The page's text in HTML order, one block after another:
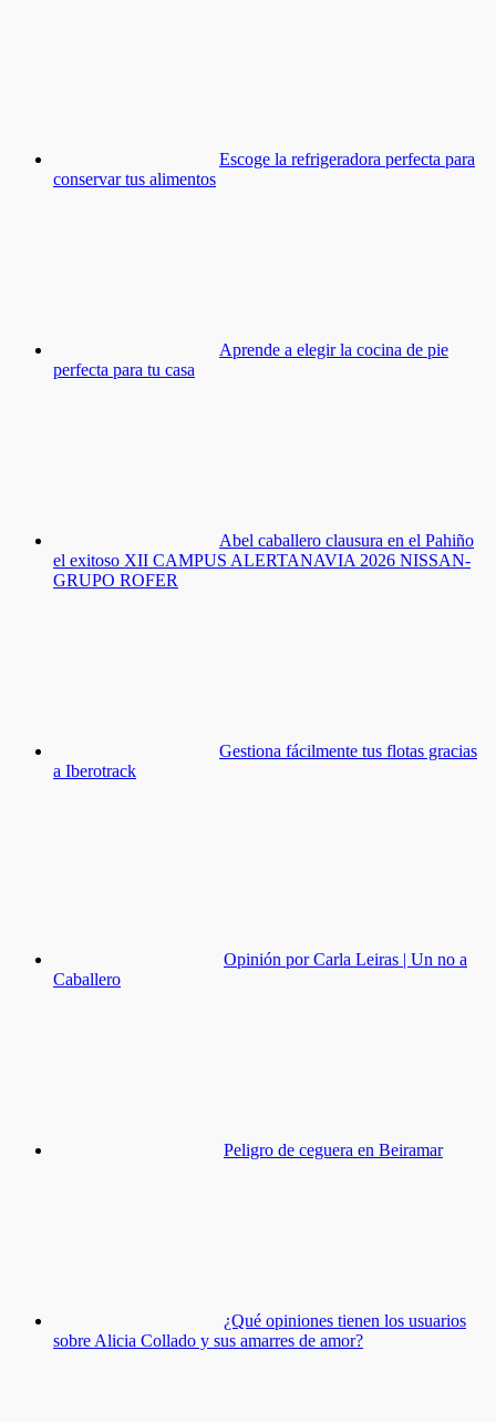
Escoge la refrigeradora perfecta para
conservar tus alimentos
Aprende a elegir la cocina de pie
perfecta para tu casa
Abel caballero clausura en el Pahiño
el exitoso XII CAMPUS ALERTANAVIA 2026 NISSAN-
GRUPO ROFER
Gestiona fácilmente tus flotas gracias
a Iberotrack
Opinión por Carla Leiras | Un no a
Caballero
Peligro de ceguera en Beiramar
¿Qué opiniones tienen los usuarios
sobre Alicia Collado y sus amarres de amor?